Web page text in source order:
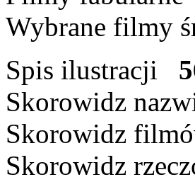
Wybrane filmy
Spis ilustracji
Skorowidz
Skorowidz
Skorowidz